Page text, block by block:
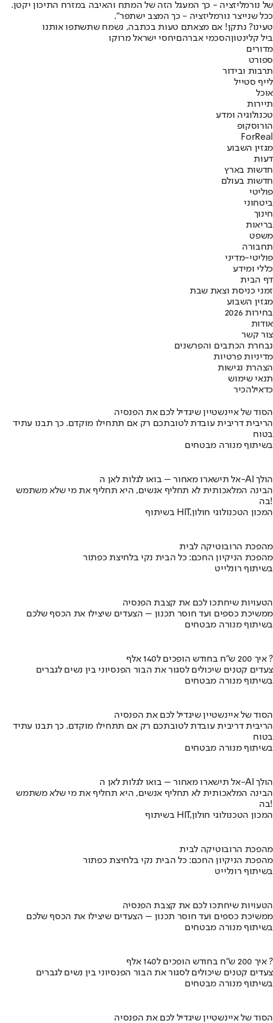
של נורמליזציה - כך המעגל הזה של המתח והאיבה במזרח התיכון יקטן.
ככל שנייצר נורמליזציה - כך המצב ישתפר".
טעינו? נתקן! אם מצאתם טעות בכתבה, נשמח שתשתפו אותנו
ביל קלינטוןהסכמי אברהםיחסי ישראל מרוקו
מדורים
ספורט
תרבות ובידור
לייף סטייל
אוכל
תיירות
טכנולוגיה ומדע
הורוסקופ
ForReal
מגזין השבוע
דעות
חדשות בארץ
חדשות בעולם
פוליטי
ביטחוני
חינוך
בריאות
משפט
תחבורה
פוליטי-מדיני
כללי ומידע
דף הבית
זמני כניסת וצאת שבת
מגזין השבוע
בחירות 2026
אודות
צור קשר
נבחרת הכתבים והפרשנים
מדיניות פרטיות
הצהרת נגישות
תנאי שימוש
כדאילהכיר
הסוד של איינשטיין שיגדיל לכם את הפנסיה
הריבית דריבית עובדת לטובתכם רק אם תתחילו מוקדם. כך תבנו עתיד
בטוח
בשיתוף מנורה מבטחים
אל תישארו מאחור – בואו לגלות לאן ה-AI הולך
הבינה המלאכותית לא תחליף אנשים, היא תחליף את מי שלא משתמש
בה!
בשיתוף HIT,המכון הטכנולוגי חולון
מהפכת הרובוטיקה לבית
מהפכת הניקיון החכם: כל הבית נקי בלחיצת כפתור
בשיתוף רונלייט
הטעויות שיחתכו לכם את קצבת הפנסיה
ממשיכת כספים ועד חוסר תכנון – הצעדים שיצילו את הכסף שלכם
בשיתוף מנורה מבטחים
איך 200 ש"ח בחודש הופכים ל140 אלף ?
צעדים קטנים שיכולים לסגור את הבור הפנסיוני בין נשים לגברים
בשיתוף מנורה מבטחים
הסוד של איינשטיין שיגדיל לכם את הפנסיה
הריבית דריבית עובדת לטובתכם רק אם תתחילו מוקדם. כך תבנו עתיד
בטוח
בשיתוף מנורה מבטחים
אל תישארו מאחור – בואו לגלות לאן ה-AI הולך
הבינה המלאכותית לא תחליף אנשים, היא תחליף את מי שלא משתמש
בה!
בשיתוף HIT,המכון הטכנולוגי חולון
מהפכת הרובוטיקה לבית
מהפכת הניקיון החכם: כל הבית נקי בלחיצת כפתור
בשיתוף רונלייט
הטעויות שיחתכו לכם את קצבת הפנסיה
ממשיכת כספים ועד חוסר תכנון – הצעדים שיצילו את הכסף שלכם
בשיתוף מנורה מבטחים
איך 200 ש"ח בחודש הופכים ל140 אלף ?
צעדים קטנים שיכולים לסגור את הבור הפנסיוני בין נשים לגברים
בשיתוף מנורה מבטחים
הסוד של איינשטיין שיגדיל לכם את הפנסיה